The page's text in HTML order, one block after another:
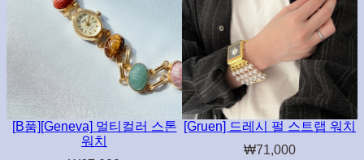
[B품][Geneva] 멀티컬러 스톤
워치
[Gruen] 드레시 펄 스트랩 워치
₩71,000